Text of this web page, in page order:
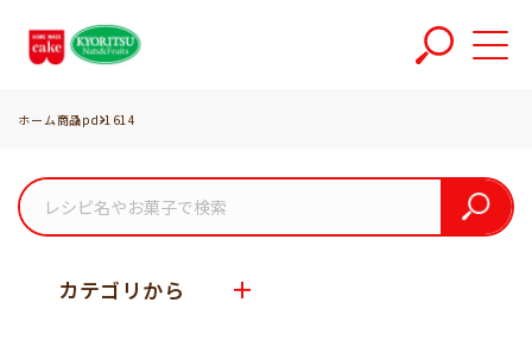
ホーム商品pd-1614
カテゴリから